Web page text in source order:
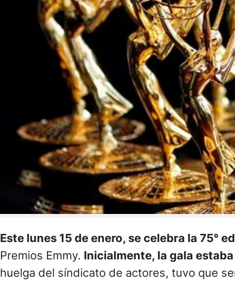
Este lunes 15 de enero, se celebra la 75°
Premios Emmy. Inicialmente, la gala
huelga del síndicato de actores, tuvo que